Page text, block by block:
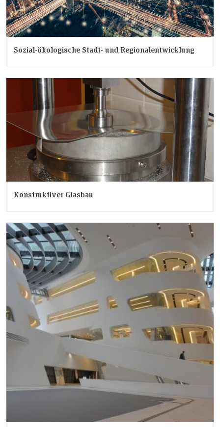
Sozial-ökologische Stadt- und Regionalentwicklung
Konstruktiver Glasbau